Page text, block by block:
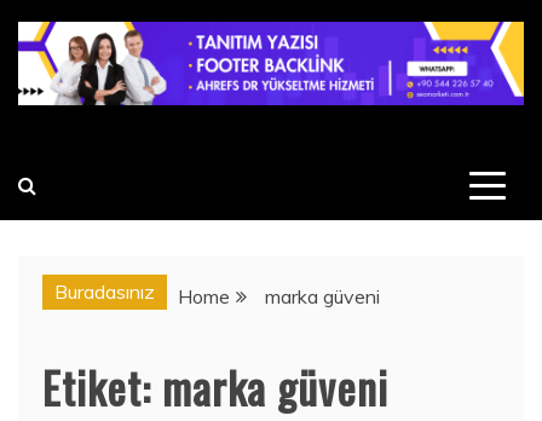
Buradasınız Home marka güveni
Etiket: marka güveni